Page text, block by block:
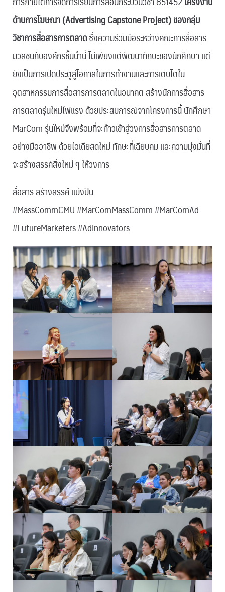
ด้านการโฆษณา (Advertising Capstone Project) ของกลุ่ม
วิชาการสื่อสารการตลาดซึ่งความร่วมมือระหว่างคณะการสื่อสาร
มวลชนกับองค์กรชั้นนำนี้ ไม่เพียงแต่พัฒนาทักษะของนักศึกษา แต่
ยังเป็นการเปิดประตูสู่โอกาสในการทำงานและการเติบโตใน
อุตสาหกรรมการสื่อสารการตลาดในอนาคต สร้างนักการสื่อสาร
การตลาดรุ่นใหม่ไฟแรง ด้วยประสบการณ์จากโครงการนี้ นักศึกษา
MarCom รุ่นใหม่จึงพร้อมที่จะก้าวเข้าสู่วงการสื่อสารการตลาด
อย่างมืออาชีพ ด้วยไอเดียสดใหม่ ทักษะที่เฉียบคม และความมุ่งมั่นที่
จะสร้างสรรค์สิ่งใหม่ ๆ ให้วงการ
สื่อสาร สร้างสรรค์ แบ่งปัน
#MassCommCMU #MarComMassComm #MarComAd
#FutureMarketers #AdInnovators